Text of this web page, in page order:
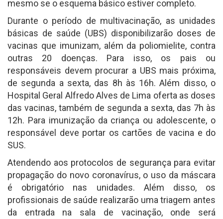
mesmo se o esquema básico estiver completo.
Durante o período de multivacinação, as unidades
básicas de saúde (UBS) disponibilizarão doses de
vacinas que imunizam, além da poliomielite, contra
outras 20 doenças. Para isso, os pais ou
responsáveis devem procurar a UBS mais próxima,
de segunda a sexta, das 8h às 16h. Além disso, o
Hospital Geral Alfredo Alves de Lima oferta as doses
das vacinas, também de segunda a sexta, das 7h às
12h. Para imunização da criança ou adolescente, o
responsável deve portar os cartões de vacina e do
SUS.
Atendendo aos protocolos de segurança para evitar
propagação do novo coronavírus, o uso da máscara
é obrigatório nas unidades. Além disso, os
profissionais de saúde realizarão uma triagem antes
da entrada na sala de vacinação, onde será